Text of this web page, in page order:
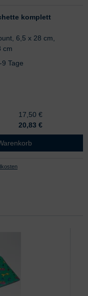
komplett
6,5 x 28 cm,
cm
Tage
17,50 €
20,83 €
komplett